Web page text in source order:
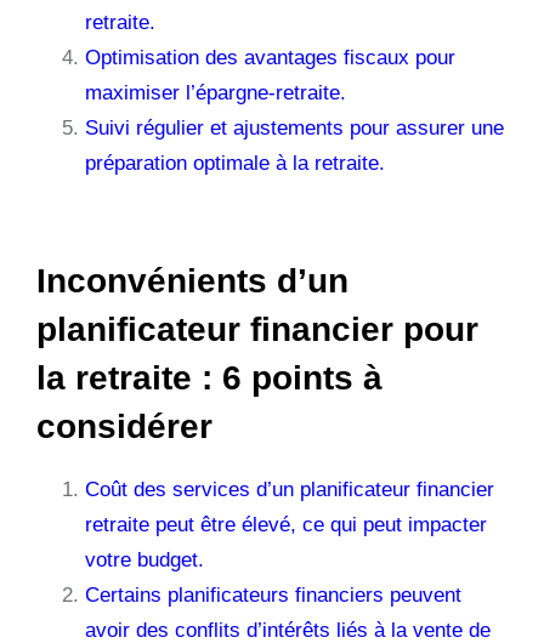
retraite.
Optimisation des avantages fiscaux pour
maximiser l’épargne-retraite.
Suivi régulier et ajustements pour assurer une
préparation optimale à la retraite.
Inconvénients d’un
planificateur financier pour
la retraite : 6 points à
considérer
Coût des services d’un planificateur financier
retraite peut être élevé, ce qui peut impacter
votre budget.
Certains planificateurs financiers peuvent
avoir des conflits d’intérêts liés à la vente de